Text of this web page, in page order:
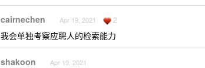
cairnechen Apr 19, 2021 2
我会单独考察应聘人的检索能力
shakoon Apr 19, 2021